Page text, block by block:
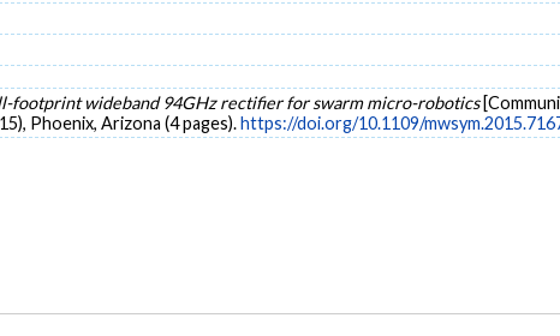
footprint wideband 94GHz rectifier for swarm micro-robotics
Phoenix, Arizona (4 pages).https://doi.org/10.1109/